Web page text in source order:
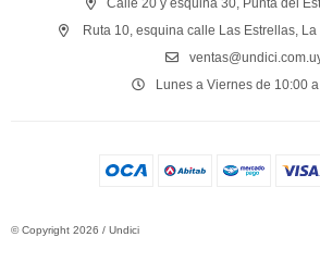
Calle 20 y esquina 30, Punta del
Ruta 10, esquina calle Las Estrellas,
Lunes a Viernes de 10:00
© Copyright 2026 / Undici